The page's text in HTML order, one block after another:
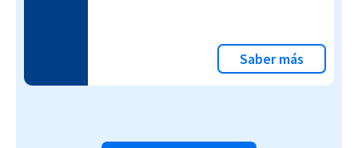
Saber más